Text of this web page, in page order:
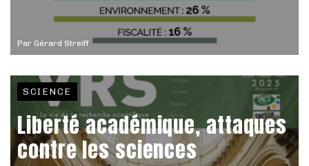
Par Gérard Streiff
SCIENCE
Liberté académique, attaques
contre les sciences